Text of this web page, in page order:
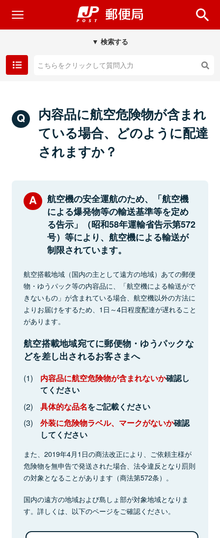
▼ 検索する
内容品に航空危険物が含まれ
ている場合、どのように配達
されますか？
航空機の安全運航のため、「航空機
による爆発物等の輸送基準等を定め
る告示」（昭和58年運輸省告示第572
号）等により、航空機による輸送が
制限されています。
航空搭載地域（国内の主として遠方の地域）あての郵便
物・ゆうパック等の内容品に、「航空機による輸送がで
きないもの」が含まれている場合、航空機以外の方法に
よりお届けをするため、1日～4日程度配達が遅れること
があります。
航空搭載地域宛てに郵便物・ゆうパックな
どを差し出されるお客さまへ
内容品に航空危険物が含まれないか確認し
てください
具体的な品名をご記載ください
外装に危険物ラベル、マークがないか確認
してください
また、2019年4月1日の商法改正により、ご依頼主様が
危険物を無申告で発送された場合、法令違反となり罰則
の対象となることがあります（商法第572条）。
国内の遠方の地域および島しょ部が対象地域となりま
す。詳しくは、以下のページをご確認ください。